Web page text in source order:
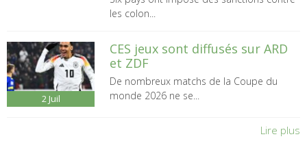
les colon...
2 Juil
CES jeux sont diffusés sur ARD
et ZDF
De nombreux matchs de la Coupe du
monde 2026 ne se...
Lire plus